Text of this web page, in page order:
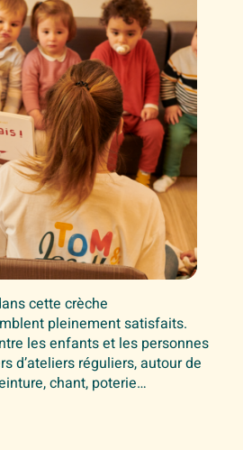
cette crèche
pleinement satisfaits.
les enfants et les personnes
d’ateliers réguliers, autour de
chant, poterie…